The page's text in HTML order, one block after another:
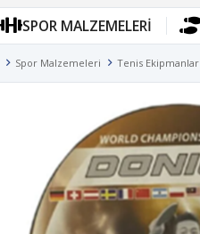
SPOR MALZEMELERI
Spor Malzemeleri Tenis Ekipmanlar